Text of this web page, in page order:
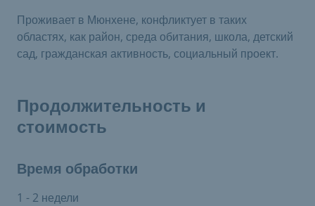
Проживает в Мюнхене, конфликтует в таких
областях, как район, среда обитания, школа, детский
сад, гражданская активность, социальный проект.
Продолжительность и
стоимость
Время обработки
1 - 2 недели